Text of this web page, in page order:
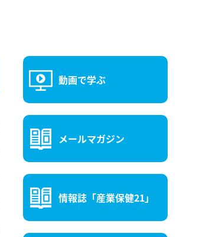
動画で学ぶ
メールマガジン
情報誌「産業保健21」